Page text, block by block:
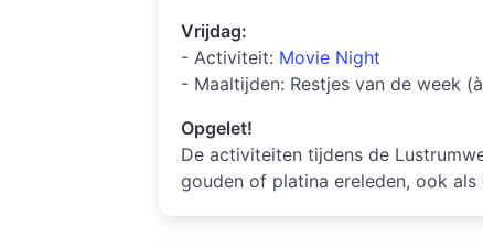
Vrijdag:
- Activiteit: Movie Night
- Maaltijden: Restjes van de week
Opgelet!
De activiteiten tijdens de
gouden of platina ereleden, ook